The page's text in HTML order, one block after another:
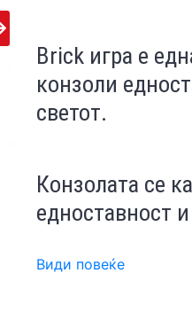
Brick игра е
конзоли
светот.
Конзолата се
едноставност
Види повеќе